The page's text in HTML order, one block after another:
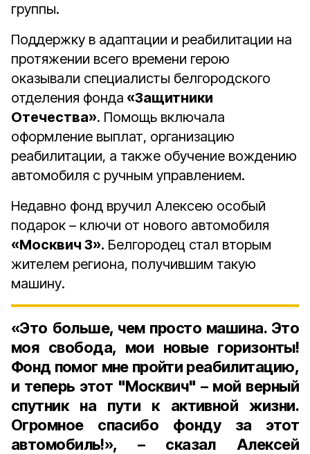
группы.
Поддержку в адаптации и реабилитации на
протяжении всего времени герою
оказывали специалисты белгородского
отделения фонда «Защитники
Отечества». Помощь включала
оформление выплат, организацию
реабилитации, а также обучение вождению
автомобиля с ручным управлением.
Недавно фонд вручил Алексею особый
подарок – ключи от нового автомобиля
«Москвич 3». Белгородец стал вторым
жителем региона, получившим такую
машину.
«Это больше, чем просто машина. Это
моя свобода, мои новые горизонты!
Фонд помог мне пройти реабилитацию,
и теперь этот "Москвич" – мой верный
спутник на пути к активной жизни.
Огромное спасибо фонду за этот
автомобиль!», – сказал Алексей